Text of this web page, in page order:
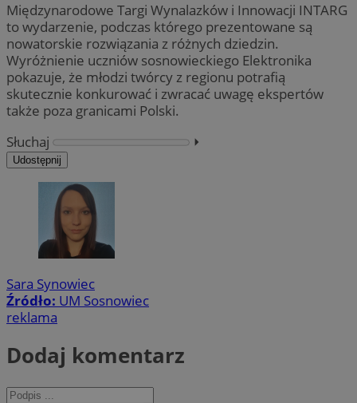
Międzynarodowe Targi Wynalazków i Innowacji INTARG
to wydarzenie, podczas którego prezentowane są
nowatorskie rozwiązania z różnych dziedzin.
Wyróżnienie uczniów sosnowieckiego Elektronika
pokazuje, że młodzi twórcy z regionu potrafią
skutecznie konkurować i zwracać uwagę ekspertów
także poza granicami Polski.
Słuchaj
⏵︎
Udostępnij
Sara Synowiec
Źródło: UM Sosnowiec
reklama
Dodaj komentarz